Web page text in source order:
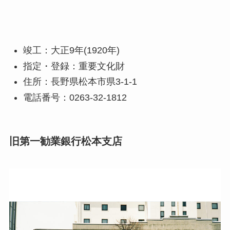
竣工：大正9年(1920年)
指定・登録：重要文化財
住所：長野県松本市県3-1-1
電話番号：0263-32-1812
旧第一勧業銀行松本支店